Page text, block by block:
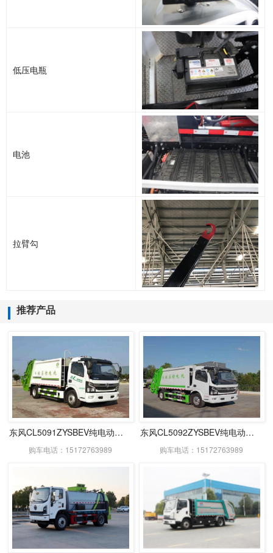
低压电瓶
电池
拉臂勾
推荐产品
东风CL5091ZYSBEV纯电动压缩式垃圾车
购车电话：15172763989
东风CL5092ZYSBEV纯电动压缩式垃圾车
购车电话：15172763989